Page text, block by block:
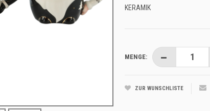
KERAMIK
MENGE:
ZUR WUNSCHLISTE